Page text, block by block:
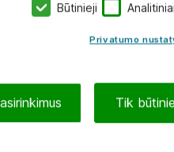
Būtinieji Analitiniai
Privatumo
Tik